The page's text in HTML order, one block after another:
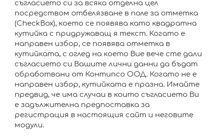
съгласието си за всяка отделна цел
посредством отбелязване в поле за отметка
(CheckBox), което се появява като квадратна
кутийка с придружаващ я текст. Когато е
направен избор, се появява отметка в
кутийката, с оглед на което Вие вече сте дали
съгласието си Вашите лични данни да бъдат
обработвани от Контипсо ООД. Когато не е
направен избор, кутийката е празна. Имайте
предвид, че има случаи в които съгласието Ви
е задължителна предпоставка за
регистрация в настоящия сайт и неговите
модули.